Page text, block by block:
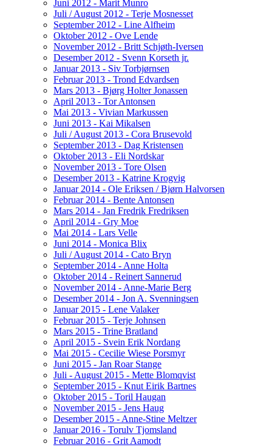
Juni 2012 - Marit Munro
Juli / August 2012 - Terje Mosnesset
September 2012 - Line Alfheim
Oktober 2012 - Ove Lende
November 2012 - Britt Schjøth-Iversen
Desember 2012 - Svenn Korseth jr.
Januar 2013 - Siv Torbjørnsen
Februar 2013 - Trond Edvardsen
Mars 2013 - Bjørg Holter Jonassen
April 2013 - Tor Antonsen
Mai 2013 - Vivian Markussen
Juni 2013 - Kai Mikalsen
Juli / August 2013 - Cora Brusevold
September 2013 - Dag Kristensen
Oktober 2013 - Eli Nordskar
November 2013 - Tore Olsen
Desember 2013 - Katrine Krogvig
Januar 2014 - Ole Eriksen / Bjørn Halvorsen
Februar 2014 - Bente Antonsen
Mars 2014 - Jan Fredrik Fredriksen
April 2014 - Gry Moe
Mai 2014 - Lars Velle
Juni 2014 - Monica Blix
Juli / August 2014 - Cato Bryn
September 2014 - Anne Holta
Oktober 2014 - Reinert Sannerud
November 2014 - Anne-Marie Berg
Desember 2014 - Jon A. Svenningsen
Januar 2015 - Lene Valaker
Februar 2015 - Terje Johnsen
Mars 2015 - Trine Bratland
April 2015 - Svein Erik Nordang
Mai 2015 - Cecilie Wiese Porsmyr
Juni 2015 - Jan Roar Stange
Juli - August 2015 - Mette Blomqvist
September 2015 - Knut Eirik Bartnes
Oktober 2015 - Toril Haugan
November 2015 - Jens Haug
Desember 2015 - Anne-Stine Meltzer
Januar 2016 - Torulv Tjomsland
Februar 2016 - Grit Aamodt